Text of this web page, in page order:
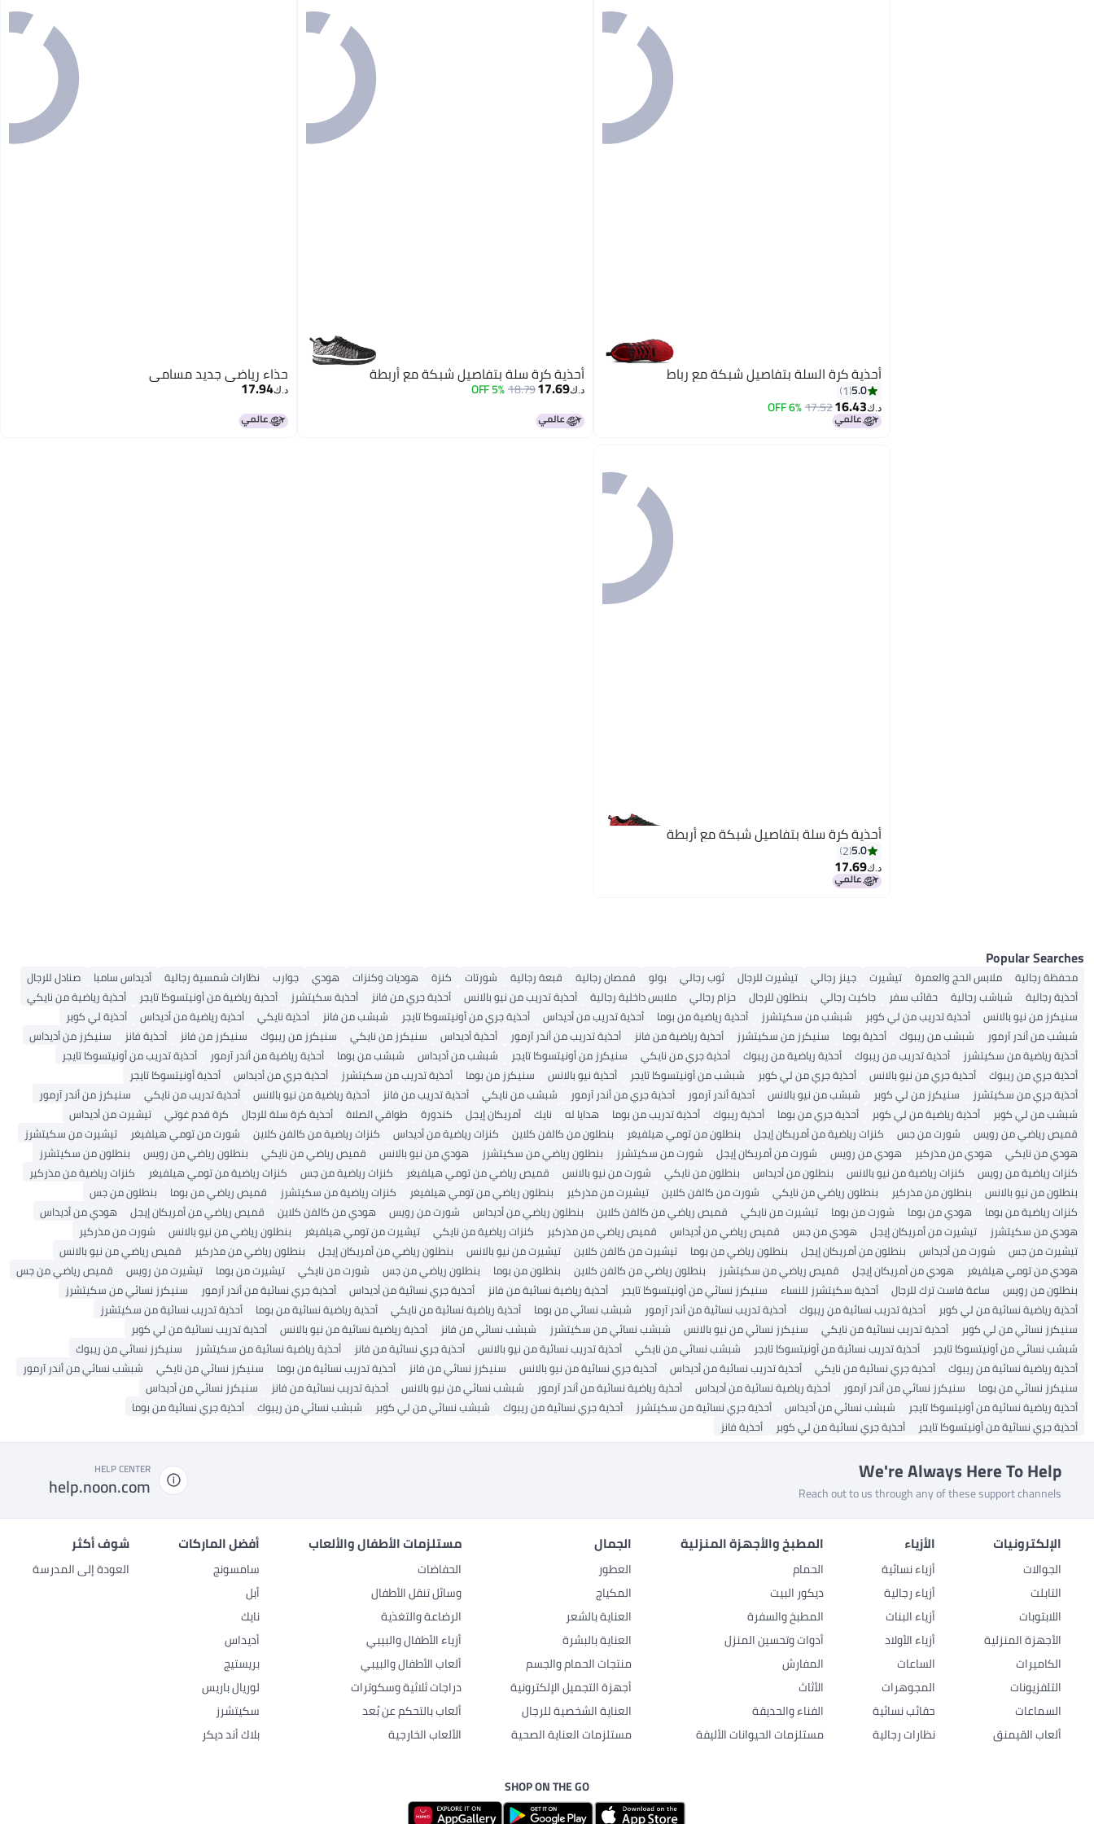
أحذية كرة السلة بتفاصيل شبكة مع رباط
5.0
1
د.ك‏16.43
17.52
6% OFF
أحذية كرة سلة بتفاصيل شبكة مع أربطة
د.ك‏17.69
18.79
5% OFF
حذاء رياضي جديد مسامي
د.ك‏17.94
أحذية كرة سلة بتفاصيل شبكة مع أربطة
5.0
2
د.ك‏17.69
Popular Searches
محفظة رجالية ملابس الحج والعمرة تيشيرت جينز رجالي تيشيرت للرجال ثوب رجالي بولو قمصان رجالية قبعة رجالية شورتات كنزة هوديات وكنزات هودي جوارب نظارات شمسية رجالية أديداس سامبا
صنادل للرجال
أحذية رجالية
شباشب رجالية حقائب سفر جاكيت رجالي بنطلون للرجال حزام رجالي ملابس داخلية رجالية أحذية تدريب من نيو بالانس أحذية جري من فانز أحذية سكيتشرز أحذية رياضية من أونيتسوكا تايجر
أحذية رياضية من نايكي
سنيكرز من نيو بالانس
أحذية تدريب من لي كوبر شبشب من سكيتشرز أحذية رياضية من بوما أحذية تدريب من أديداس أحذية جري من أونيتسوكا تايجر شبشب من فانز أحذية نايكي أحذية رياضية من أديداس
أحذية لي كوبر
شبشب من أندر آرمور
شبشب من ريبوك أحذية بوما سنيكرز من سكيتشرز أحذية رياضية من فانز أحذية تدريب من أندر آرمور أحذية أديداس سنيكرز من نايكي سنيكرز من ريبوك سنيكرز من فانز أحذية فانز
سنيكرز من أديداس
أحذية رياضية من سكيتشرز
أحذية تدريب من ريبوك أحذية رياضية من ريبوك أحذية جري من نايكي سنيكرز من أونيتسوكا تايجر شبشب من أديداس شبشب من بوما أحذية رياضية من أندر آرمور
أحذية تدريب من أونيتسوكا تايجر
أحذية جري من ريبوك
أحذية جري من نيو بالانس أحذية جري من لي كوبر شبشب من أونيتسوكا تايجر أحذية نيو بالانس سنيكرز من بوما أحذية تدريب من سكيتشرز أحذية جري من أديداس
أحذية أونيتسوكا تايجر
أحذية جري من سكيتشرز
سنيكرز من لي كوبر شبشب من نيو بالانس أحذية أندر آرمور أحذية جري من أندر آرمور شبشب من نايكي أحذية تدريب من فانز أحذية رياضية من نيو بالانس أحذية تدريب من نايكي
سنيكرز من أندر آرمور
شبشب من لي كوبر
أحذية رياضية من لي كوبر أحذية جري من بوما أحذية ريبوك أحذية تدريب من بوما هدايا له نايك أمريكان إيجل كندورة طواقي الصلاة أحذية كرة سلة للرجال كرة قدم غوتي
تيشيرت من أديداس
قميص رياضي من رويس
شورت من جس كنزات رياضية من أمريكان إيجل بنطلون من تومي هيلفيغر بنطلون من كالفن كلاين كنزات رياضية من أديداس كنزات رياضية من كالفن كلاين شورت من تومي هيلفيغر
تيشيرت من سكيتشرز
هودي من نايكي
هودي من مذركير هودي من رويس شورت من أمريكان إيجل شورت من سكيتشرز بنطلون رياضي من سكيتشرز هودي من نيو بالانس قميص رياضي من نايكي بنطلون رياضي من رويس
بنطلون من سكيتشرز
كنزات رياضية من رويس
كنزات رياضية من نيو بالانس بنطلون من أديداس بنطلون من نايكي شورت من نيو بالانس قميص رياضي من تومي هيلفيغر كنزات رياضية من جس كنزات رياضية من تومي هيلفيغر
كنزات رياضية من مذركير
بنطلون من نيو بالانس
بنطلون من مذركير بنطلون رياضي من نايكي شورت من كالفن كلاين تيشيرت من مذركير بنطلون رياضي من تومي هيلفيغر كنزات رياضية من سكيتشرز قميص رياضي من بوما
بنطلون من جس
كنزات رياضية من بوما
هودي من بوما شورت من بوما تيشيرت من نايكي قميص رياضي من كالفن كلاين بنطلون رياضي من أديداس شورت من رويس هودي من كالفن كلاين قميص رياضي من أمريكان إيجل
هودي من أديداس
هودي من سكيتشرز
تيشيرت من أمريكان إيجل هودي من جس قميص رياضي من أديداس قميص رياضي من مذركير كنزات رياضية من نايكي تيشيرت من تومي هيلفيغر بنطلون رياضي من نيو بالانس
شورت من مذركير
تيشيرت من جس
شورت من أديداس بنطلون من أمريكان إيجل بنطلون رياضي من بوما تيشيرت من كالفن كلاين تيشيرت من نيو بالانس بنطلون رياضي من أمريكان إيجل بنطلون رياضي من مذركير
قميص رياضي من نيو بالانس
هودي من تومي هيلفيغر
هودي من أمريكان إيجل قميص رياضي من سكيتشرز بنطلون رياضي من كالفن كلاين بنطلون من بوما بنطلون رياضي من جس شورت من نايكي تيشيرت من بوما تيشيرت من رويس
قميص رياضي من جس
بنطلون من رويس
ساعة فاست ترك للرجال أحذية سكيتشرز للنساء سنيكرز نسائي من أونيتسوكا تايجر أحذية رياضية نسائية من فانز أحذية جري نسائية من أديداس أحذية جري نسائية من أندر آرمور
سنيكرز نسائي من سكيتشرز
أحذية رياضية نسائية من لي كوبر
أحذية تدريب نسائية من ريبوك أحذية تدريب نسائية من أندر آرمور شبشب نسائي من بوما أحذية رياضية نسائية من نايكي أحذية رياضية نسائية من بوما
أحذية تدريب نسائية من سكيتشرز
سنيكرز نسائي من لي كوبر
أحذية تدريب نسائية من نايكي سنيكرز نسائي من نيو بالانس شبشب نسائي من سكيتشرز شبشب نسائي من فانز أحذية رياضية نسائية من نيو بالانس
أحذية تدريب نسائية من لي كوبر
شبشب نسائي من أونيتسوكا تايجر
أحذية تدريب نسائية من أونيتسوكا تايجر شبشب نسائي من نايكي أحذية تدريب نسائية من نيو بالانس أحذية جري نسائية من فانز أحذية رياضية نسائية من سكيتشرز
سنيكرز نسائي من ريبوك
أحذية رياضية نسائية من ريبوك
أحذية جري نسائية من نايكي أحذية تدريب نسائية من أديداس أحذية جري نسائية من نيو بالانس سنيكرز نسائي من فانز أحذية تدريب نسائية من بوما سنيكرز نسائي من نايكي
شبشب نسائي من أندر آرمور
سنيكرز نسائي من بوما
سنيكرز نسائي من أندر آرمور أحذية رياضية نسائية من أديداس أحذية رياضية نسائية من أندر آرمور شبشب نسائي من نيو بالانس أحذية تدريب نسائية من فانز
سنيكرز نسائي من أديداس
أحذية رياضية نسائية من أونيتسوكا تايجر
شبشب نسائي من أديداس أحذية جري نسائية من سكيتشرز أحذية جري نسائية من ريبوك شبشب نسائي من لي كوبر شبشب نسائي من ريبوك
أحذية جري نسائية من بوما
أحذية جري نسائية من أونيتسوكا تايجر
أحذية جري نسائية من لي كوبر أحذية فانز
We're Always Here To Help
Reach out to us through any of these support channels
HELP CENTER
help.noon.com
الإلكترونيات
الجوالات
التابلت
اللابتوبات
الأجهزة المنزلية
الكاميرات
التلفزيونات
السماعات
ألعاب القيمنق
الأزياء
أزياء نسائية
أزياء رجالية
أزياء البنات
أزياء الأولاد
الساعات
المجوهرات
حقائب نسائية
نظارات رجالية
المطبخ والأجهزة المنزلية
الحمام
ديكور البيت
المطبخ والسفرة
أدوات وتحسين المنزل
المفارش
الأثاث
الفناء والحديقة
مستلزمات الحيوانات الأليفة
الجمال
العطور
المكياج
العناية بالشعر
العناية بالبشرة
منتجات الحمام والجسم
أجهزة التجميل الإلكترونية
العناية الشخصية للرجال
مستلزمات العناية الصحية
مستلزمات الأطفال والألعاب
الحفاضات
وسائل تنقل الأطفال
الرضاعة والتغذية
أزياء الأطفال والبيبي
ألعاب الأطفال والبيبي
دراجات ثلاثية وسكوترات
ألعاب بالتحكم عن بُعد
الألعاب الخارجية
أفضل الماركات
سامسونج
أبل
نايك
أديداس
بريستيج
لوريال باريس
سكيتشرز
بلاك أند ديكر
شوف أكثر
العودة إلى المدرسة
SHOP ON THE GO